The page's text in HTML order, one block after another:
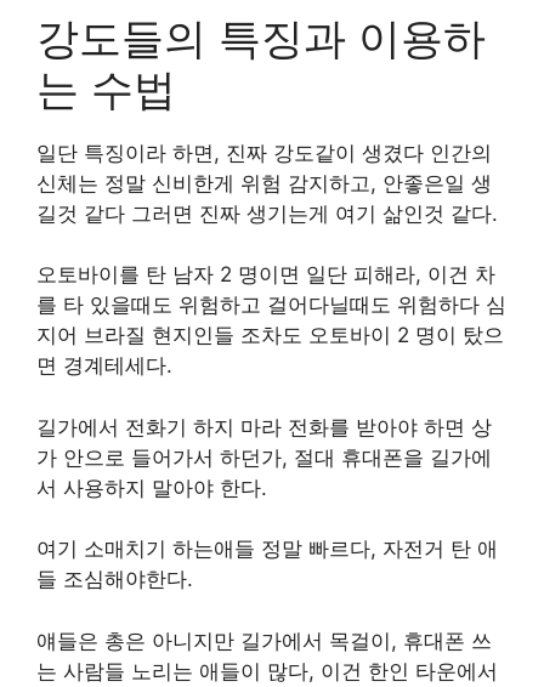
강도들의 특징과 이용하
는 수법
일단 특징이라 하면, 진짜 강도같이 생겼다 인간의
신체는 정말 신비한게 위험 감지하고, 안좋은일 생
길것 같다 그러면 진짜 생기는게 여기 삶인것 같다.
오토바이를 탄 남자 2 명이면 일단 피해라, 이건 차
를 타 있을때도 위험하고 걸어다닐때도 위험하다 심
지어 브라질 현지인들 조차도 오토바이 2 명이 탔으
면 경계테세다.
길가에서 전화기 하지 마라 전화를 받아야 하면 상
가 안으로 들어가서 하던가, 절대 휴대폰을 길가에
서 사용하지 말아야 한다.
여기 소매치기 하는애들 정말 빠르다, 자전거 탄 애
들 조심해야한다.
얘들은 총은 아니지만 길가에서 목걸이, 휴대폰 쓰
는 사람들 노리는 애들이 많다, 이건 한인 타운에서